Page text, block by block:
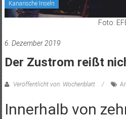
Kanarische Inseln
Foto:
6. Dezember 2019
Der Zustrom reißt
Veröffentlicht von: Wochenblatt
Innerhalb von